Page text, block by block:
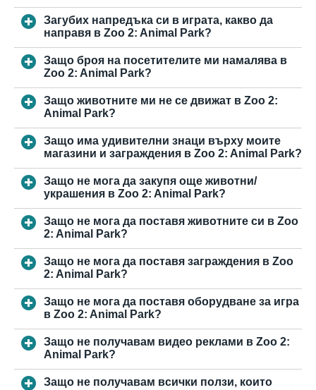
Загубих напредъка си в играта, какво да
направя в Zoo 2: Animal Park?
Защо броя на посетителите ми намалява в
Zoo 2: Animal Park?
Защо животните ми не се движат в Zoo 2:
Animal Park?
Защо има удивителни знаци върху моите
магазини и заграждения в Zoo 2: Animal Park?
Защо не мога да закупя още животни/
украшения в Zoo 2: Animal Park?
Защо не мога да поставя животните си в Zoo
2: Animal Park?
Защо не мога да поставя заграждения в Zoo
2: Animal Park?
Защо не мога да поставя оборудване за игра
в Zoo 2: Animal Park?
Защо не получавам видео реклами в Zoo 2:
Animal Park?
Защо не получавам всички ползи, които